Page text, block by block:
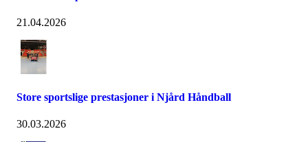
21.04.2026
Store sportslige prestasjoner i Njård Håndball
30.03.2026